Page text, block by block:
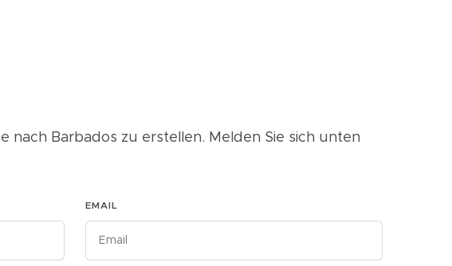
nach Barbados zu erstellen. Melden Sie sich unten
EMAIL